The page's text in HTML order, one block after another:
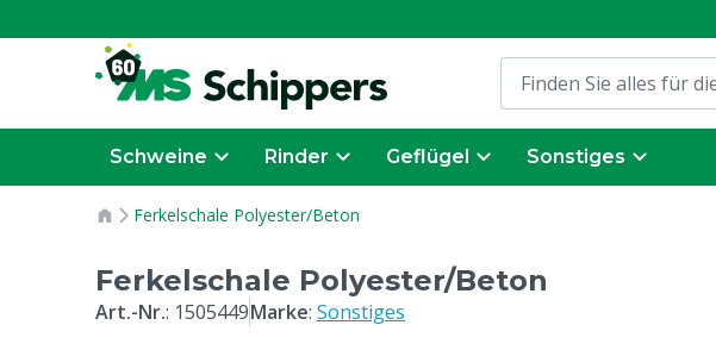
Schweine Rinder Geflügel Sonstiges
Ferkelschale Polyester/Beton
Ferkelschale Polyester/Beton
Art.-Nr.: 1505449Marke: Sonstiges